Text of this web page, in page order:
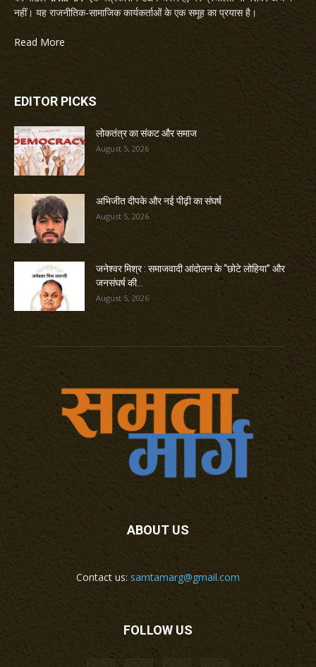
नहीं। यह राजनीतिक-सामाजिक कार्यकर्ताओं के एक समूह का प्रयास है।
Read More
EDITOR PICKS
लोकतंत्र का संकट और समाज
August 5, 2026
अभिजीत दीपके और नई पीढ़ी का संघर्ष
August 5, 2026
जनेश्वर मिश्र : समाजवादी आंदोलन के “छोटे लोहिया” और
जनसंघर्ष की...
August 5, 2026
ABOUT US
Contact us: samtamarg@gmail.com
FOLLOW US